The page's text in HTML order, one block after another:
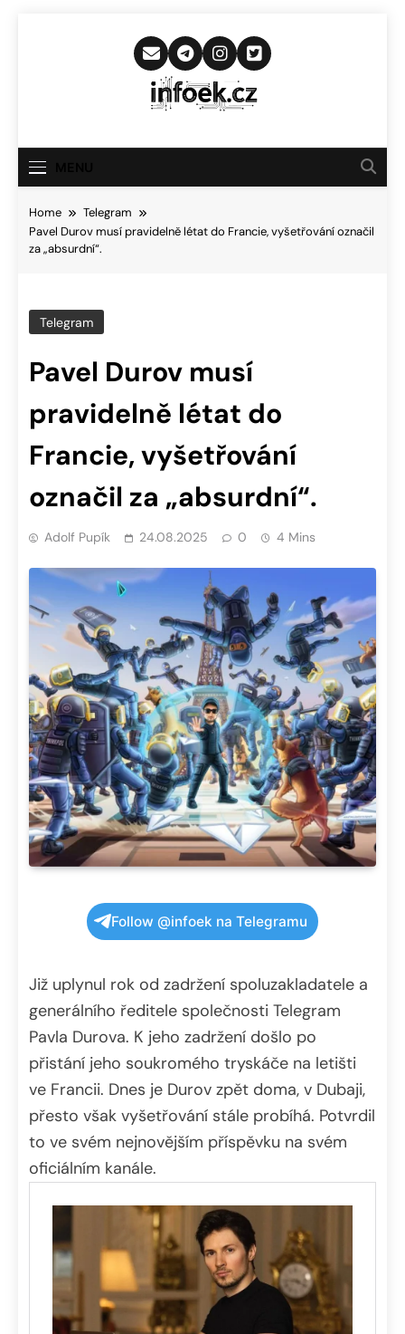
Infoek.cz
Novinkám
Home
Telegram
Pavel Durov musí pravidelně létat do Francie, vyšetřování označil
za „absurdní“.
Telegram
Pavel Durov musí
pravidelně létat do
Francie, vyšetřování
označil za „absurdní“.
Adolf Pupík 24.08.2025 0 4 Mins
Follow @infoek na Telegramu
Již uplynul rok od zadržení spoluzakladatele a
generálního ředitele společnosti Telegram
Pavla Durova. K jeho zadržení došlo po
přistání jeho soukromého tryskáče na letišti
ve Francii. Dnes je Durov zpět doma, v Dubaji,
přesto však vyšetřování stále probíhá. Potvrdil
to ve svém nejnovějším příspěvku na svém
oficiálním kanále.